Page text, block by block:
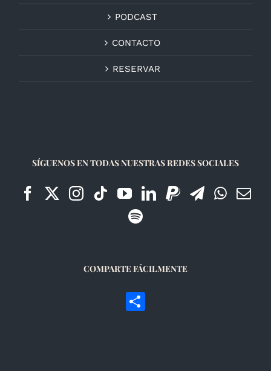
PODCAST
CONTACTO
RESERVAR
SÍGUENOS EN TODAS NUESTRAS REDES SOCIALES
COMPARTE FÁCILMENTE